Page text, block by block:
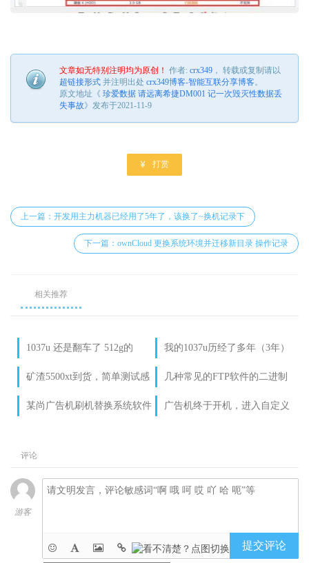
文章如无特别注明均为原创！ 作者: crx349 ， 转载或复制请以
超链接形式 并注明出处 crx349博客-智能互联分享博客。
原文地址《 珍爱数据 请远离希捷DM001 记一次毁灭性数据丢
失事故》发布于2021-11-9
 打赏
上一篇：开发用主力机器已经用了5年了，该换了~换机记录下
下一篇：ownCloud 更换系统环境并迁移新目录 操作记录
相关推荐
1037u 还是翻车了 512g的
我的1037u历经了多年（3年）
不间断运行，终于退役了？
矿渣5500xt到货，简单测试感
几种常见的FTP软件的二进制
设置说明
某尚广告机刷机替换系统软件
广告机终于开机，进入自定义
评论
游客
提交评论